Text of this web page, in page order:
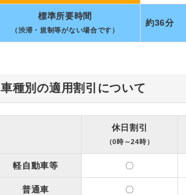
標準所要時間
（渋滞・規制等がない場合です）
約36分
車種別の適用割引について
休日割引
（0時～24時）
軽自動車等 〇
普通車 〇